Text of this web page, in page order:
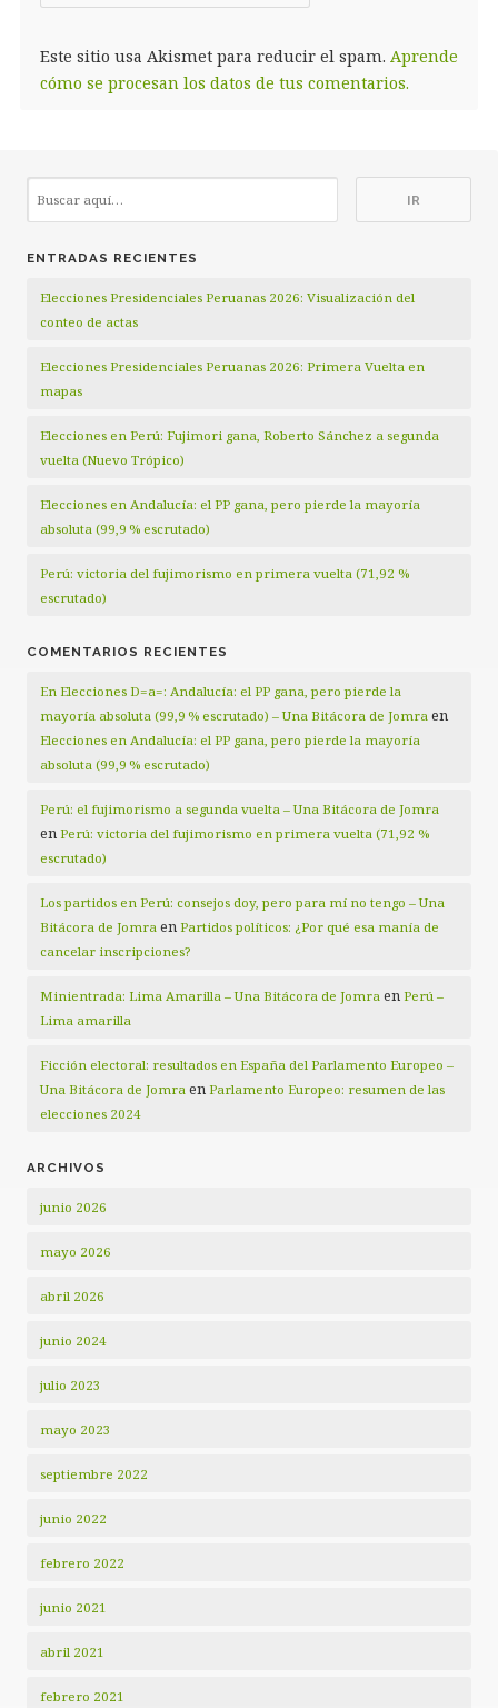
Este sitio usa Akismet para reducir el spam. Aprende
cómo se procesan los datos de tus comentarios.
ENTRADAS RECIENTES
Elecciones Presidenciales Peruanas 2026: Visualización del
conteo de actas
Elecciones Presidenciales Peruanas 2026: Primera Vuelta en
mapas
Elecciones en Perú: Fujimori gana, Roberto Sánchez a segunda
vuelta (Nuevo Trópico)
Elecciones en Andalucía: el PP gana, pero pierde la mayoría
absoluta (99,9 % escrutado)
Perú: victoria del fujimorismo en primera vuelta (71,92 %
escrutado)
COMENTARIOS RECIENTES
En Elecciones D=a=: Andalucía: el PP gana, pero pierde la
mayoría absoluta (99,9 % escrutado) – Una Bitácora de Jomra en
Elecciones en Andalucía: el PP gana, pero pierde la mayoría
absoluta (99,9 % escrutado)
Perú: el fujimorismo a segunda vuelta – Una Bitácora de Jomra
en Perú: victoria del fujimorismo en primera vuelta (71,92 %
escrutado)
Los partidos en Perú: consejos doy, pero para mí no tengo – Una
Bitácora de Jomra en Partidos políticos: ¿Por qué esa manía de
cancelar inscripciones?
Minientrada: Lima Amarilla – Una Bitácora de Jomra en Perú –
Lima amarilla
Ficción electoral: resultados en España del Parlamento Europeo –
Una Bitácora de Jomra en Parlamento Europeo: resumen de las
elecciones 2024
ARCHIVOS
junio 2026
mayo 2026
abril 2026
junio 2024
julio 2023
mayo 2023
septiembre 2022
junio 2022
febrero 2022
junio 2021
abril 2021
febrero 2021